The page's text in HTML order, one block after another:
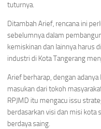
tuturnya.
Ditambah Arief, rencana ini
sebelumnya dalam
kemiskinan dan lainnya harus
industri di Kota Tangerang
Arief berharap, dengan
masukan dari tokoh
RPJMD itu mengacu issu
berdasarkan visi dan misi kota
berdaya saing.